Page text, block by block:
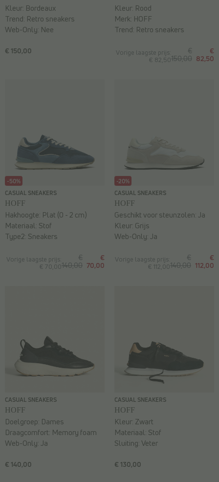
€ 150,00
Kleur: Bordeaux
Trend: Retro sneakers
Web-Only: Nee
Vorige laagste prijs:
€ 82,50
€
150,00
€
82,50
Kleur: Rood
Merk: HOFF
Trend: Retro sneakers
-50%
CASUAL SNEAKERS
HOFF
Vorige laagste prijs:
€ 70,00
€
140,00
€
70,00
Hakhoogte: Plat (0 - 2 cm)
Materiaal: Stof
Type2: Sneakers
-20%
CASUAL SNEAKERS
HOFF
Vorige laagste prijs:
€ 112,00
€
140,00
€
112,00
Geschikt voor steunzolen:Ja
Kleur: Grijs
Web-Only:Ja
CASUAL SNEAKERS
HOFF
€ 140,00
Doelgroep: Dames
Draagcomfort: Memory foam
Web-Only:Ja
CASUAL SNEAKERS
HOFF
€ 130,00
Kleur: Zwart
Materiaal: Stof
Sluiting:Veter